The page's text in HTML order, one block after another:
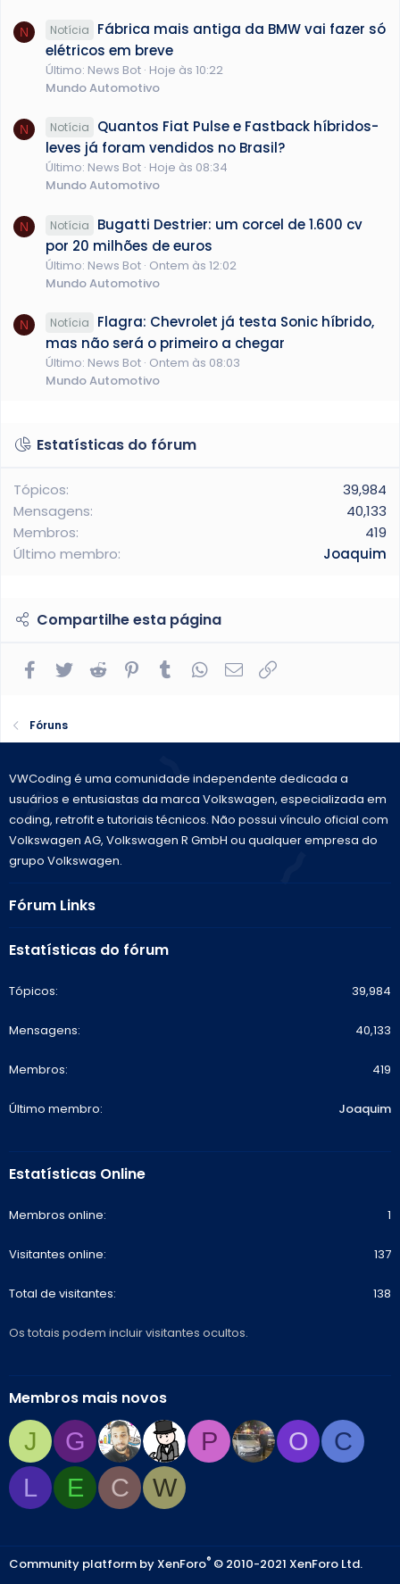
N Notícia
Fábrica mais antiga da BMW vai fazer só
elétricos em breve
Último: News Bot Hoje às 10:22
Mundo Automotivo
N Notícia
Quantos Fiat Pulse e Fastback híbridos-
leves já foram vendidos no Brasil?
Último: News Bot Hoje às 08:34
Mundo Automotivo
N Notícia
Bugatti Destrier: um corcel de 1.600 cv
por 20 milhões de euros
Último: News Bot Ontem às 12:02
Mundo Automotivo
N Notícia
Flagra: Chevrolet já testa Sonic híbrido,
mas não será o primeiro a chegar
Último: News Bot Ontem às 08:03
Mundo Automotivo
Estatísticas do fórum
Tópicos
39,984
Mensagens
40,133
Membros
419
Último membro
Joaquim
Compartilhe esta página
Facebook
Twitter Reddit Pinterest
Tumblr WhatsApp
E-mail
Fóruns
VWCoding é uma comunidade independente dedicada a
usuários e entusiastas da marca Volkswagen, especializada em
coding, retrofit e tutoriais técnicos. Não possui vínculo oficial com
Volkswagen AG, Volkswagen R GmbH ou qualquer empresa do
grupo Volkswagen.
Fórum Links
Estatísticas do fórum
Tópicos 39,984
Mensagens 40,133
Membros 419
Último membro Joaquim
Estatísticas Online
Membros online 1
Visitantes online 137
Total de visitantes 138
Os totais podem incluir visitantes ocultos.
Membros mais novos
J G P O
C
L
E C W
Community platform by XenForo® © 2010-2021 XenForo Ltd.